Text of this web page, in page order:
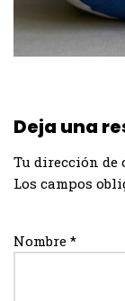
Deja una
Tu dirección de
Los campos
Nombre *